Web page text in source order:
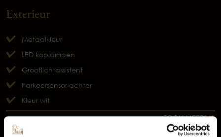
Exterieur
Metaalkleur
LED koplampen
Grootlichtassistent
Parkeersensor achter
Kleur wit
TOON MEER
Occasions